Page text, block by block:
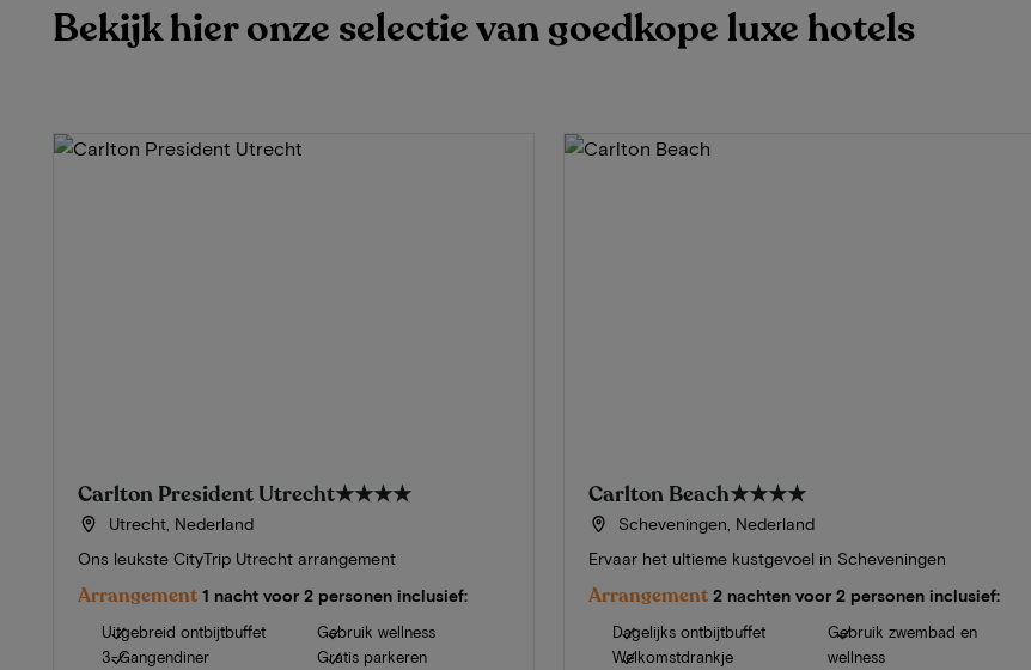
Bekijk hier onze selectie van goedkope luxe hotels
Carlton President Utrecht★★★★
Utrecht, Nederland
Ons leukste CityTrip Utrecht arrangement
Arrangement 1 nacht voor 2 personen inclusief:
Uitgebreid ontbijtbuffet
3-Gangendiner
Gebruik wellness
Gratis parkeren
Carlton Beach★★★★
Scheveningen, Nederland
Ervaar het ultieme kustgevoel in Scheveningen
Arrangement 2 nachten voor 2 personen inclusief:
Dagelijks ontbijtbuffet
Welkomstdrankje
Gebruik zwembad en
wellness